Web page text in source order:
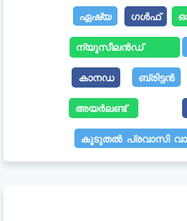
ഏഷ്യ ഗൾഫ്
ന്യൂസീലൻഡ്
കാനഡ ബ്രിട്ടൻ
അയർലണ്ട്
കൂടുതൽ പ്രവാസി